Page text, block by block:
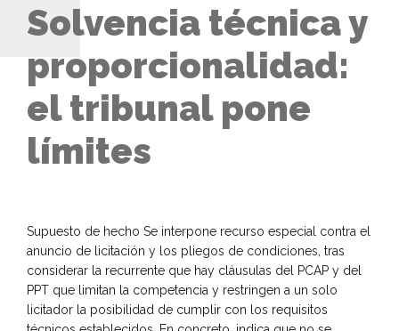
Solvencia técnica y
proporcionalidad:
el tribunal pone
límites
Supuesto de hecho Se interpone recurso especial contra el
anuncio de licitación y los pliegos de condiciones, tras
considerar la recurrente que hay cláusulas del PCAP y del
PPT que limitan la competencia y restringen a un solo
licitador la posibilidad de cumplir con los requisitos